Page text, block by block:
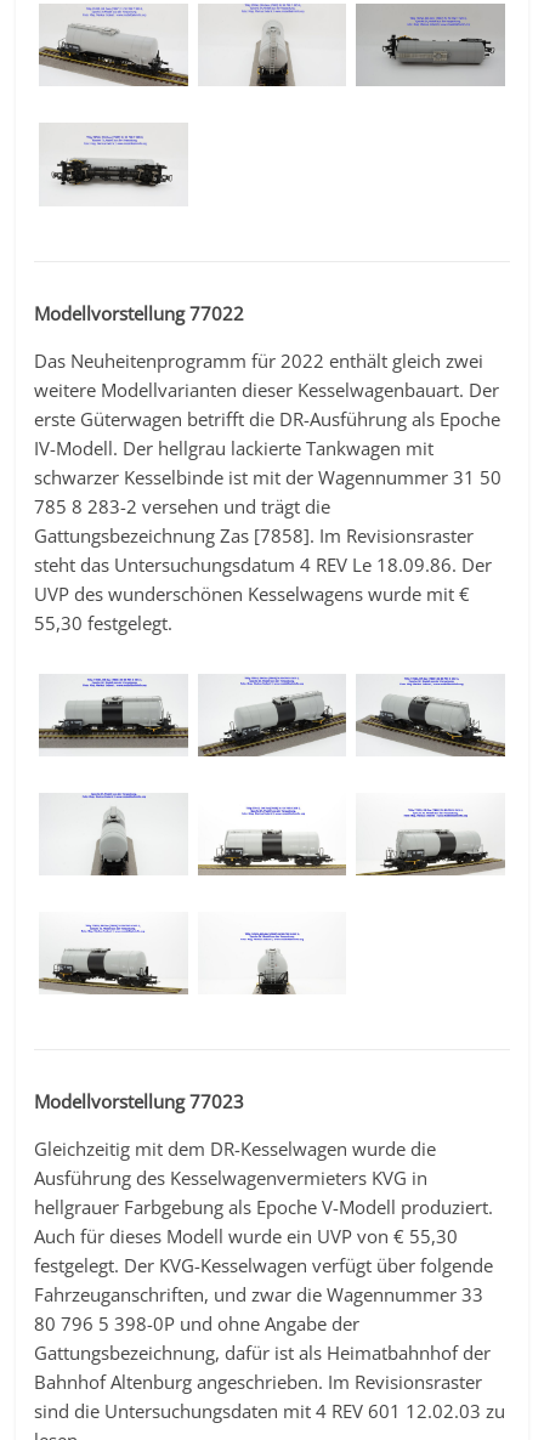
Modellvorstellung 77022
Das Neuheitenprogramm für 2022 enthält gleich zwei
weitere Modellvarianten dieser Kesselwagenbauart. Der
erste Güterwagen betrifft die DR-Ausführung als Epoche
IV-Modell. Der hellgrau lackierte Tankwagen mit
schwarzer Kesselbinde ist mit der Wagennummer 31 50
785 8 283-2 versehen und trägt die
Gattungsbezeichnung Zas [7858]. Im Revisionsraster
steht das Untersuchungsdatum 4 REV Le 18.09.86. Der
UVP des wunderschönen Kesselwagens wurde mit €
55,30 festgelegt.
Modellvorstellung 77023
Gleichzeitig mit dem DR-Kesselwagen wurde die
Ausführung des Kesselwagenvermieters KVG in
hellgrauer Farbgebung als Epoche V-Modell produziert.
Auch für dieses Modell wurde ein UVP von € 55,30
festgelegt. Der KVG-Kesselwagen verfügt über folgende
Fahrzeuganschriften, und zwar die Wagennummer 33
80 796 5 398-0P und ohne Angabe der
Gattungsbezeichnung, dafür ist als Heimatbahnhof der
Bahnhof Altenburg angeschrieben. Im Revisionsraster
sind die Untersuchungsdaten mit 4 REV 601 12.02.03 zu